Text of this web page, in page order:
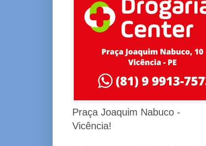
Praça Joaquim Nabuco -
Vicência!